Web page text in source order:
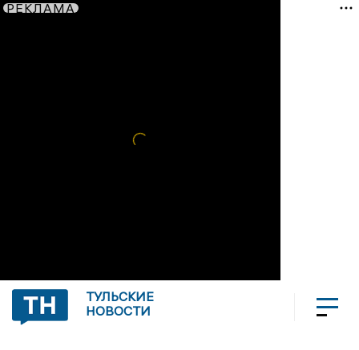
РЕКЛАМА
ТУЛЬСКИЕ
НОВОСТИ